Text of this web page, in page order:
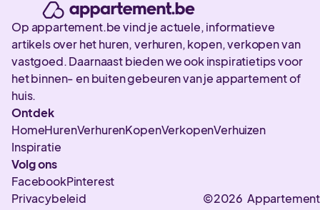
Op appartement.be vind je actuele, informatieve
artikels over het huren, verhuren, kopen, verkopen van
vastgoed. Daarnaast bieden we ook inspiratietips voor
het binnen- en buiten gebeuren van je appartement of
huis.
Ontdek
HomeHurenVerhurenKopenVerkopenVerhuizen
Inspiratie
Volg ons
FacebookPinterest
©2026
Privacybeleid